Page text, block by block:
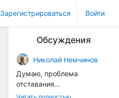
Зарегистрироваться Войти
Обсуждения
Николай Немчинов
Думаю, проблема
отставания
технологичности